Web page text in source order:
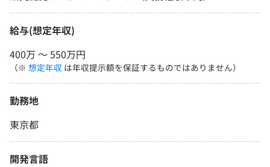
給与(想定年収)
400万 〜 550万円
（※ 想定年収 は年収提示額を保証するものではありません）
勤務地
東京都
開発言語